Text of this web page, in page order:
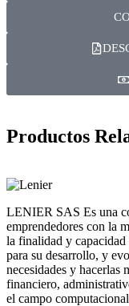
Productos
LENIER SAS Es una
emprendedores con la
la finalidad y capacidad
para su desarrollo, y
necesidades y hacerlas
financiero,
el campo